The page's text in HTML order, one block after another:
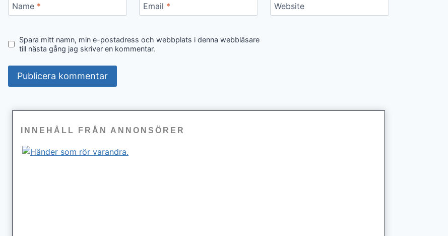
Name * Email * Website
Spara mitt namn, min e-postadress och webbplats i denna webbläsare
till nästa gång jag skriver en kommentar.
INNEHÅLL FRÅN ANNONSÖRER